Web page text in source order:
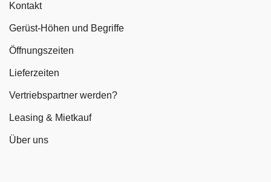
Kontakt
Gerüst-Höhen und Begriffe
Öffnungszeiten
Lieferzeiten
Vertriebspartner werden?
Leasing & Mietkauf
Über uns